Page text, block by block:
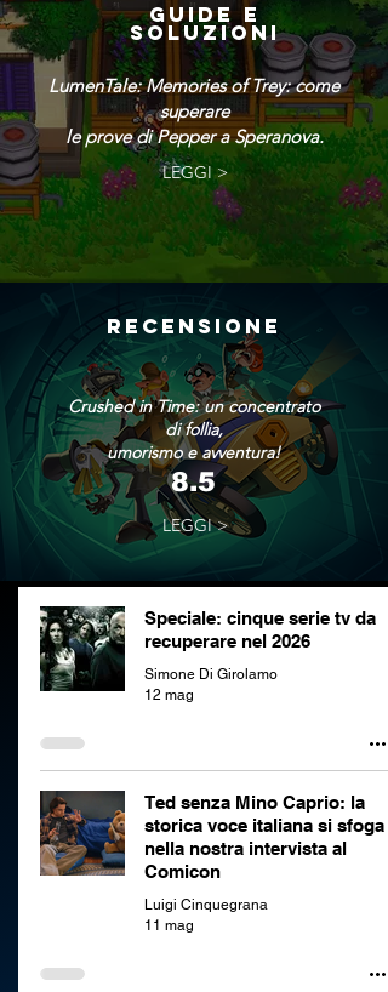
GUIDE E
SOLUZIONI
LumenTale: Memories of Trey: come
superare
le prove di Pepper a Speranova.
LEGGI >
RECENSIONE
Crushed in Time: un concentrato
di follia,
umorismo e avventura!
8.5
LEGGI >
Speciale: cinque serie tv da
recuperare nel 2026
Simone Di Girolamo
12 mag
Ted senza Mino Caprio: la
storica voce italiana si sfoga
nella nostra intervista al
Comicon
Luigi Cinquegrana
11 mag